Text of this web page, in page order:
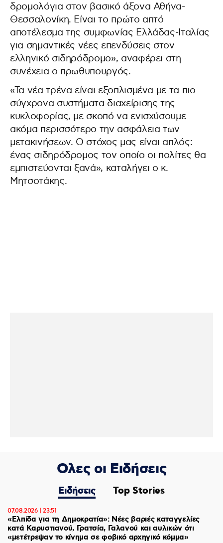
δρομολόγια στον βασικό άξονα Αθήνα-
Θεσσαλονίκη. Είναι το πρώτο απτό
αποτέλεσμα της συμφωνίας Ελλάδας-Ιταλίας
για σημαντικές νέες επενδύσεις στον
ελληνικό σιδηρόδρομο», αναφέρει στη
συνέχεια ο πρωθυπουργός.
«Τα νέα τρένα είναι εξοπλισμένα με τα πιο
σύγχρονα συστήματα διαχείρισης της
κυκλοφορίας, με σκοπό να ενισχύσουμε
ακόμα περισσότερο την ασφάλεια των
μετακινήσεων. Ο στόχος μας είναι απλός:
ένας σιδηρόδρομος τον οποίο οι πολίτες θα
εμπιστεύονται ξανά», καταλήγει ο κ.
Μητσοτάκης.
Ολες οι Ειδήσεις
Ειδήσεις Top Stories
07.08.2026 | 23:51
«Ελπίδα για τη Δημοκρατία»: Νέες βαριές καταγγελίες
κατά Καρυστιανού, Γρατσία, Γαλανού και αυλικών ότι
«μετέτρεψαν το κίνημα σε φοβικό αρχηγικό κόμμα»